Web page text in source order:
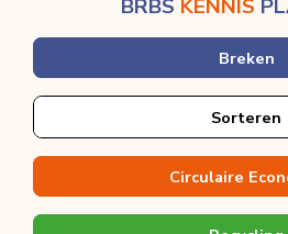
BRBS KENNIS
Breken
Sorteren
Circulaire